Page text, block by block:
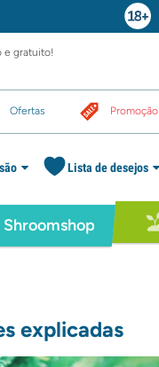
e gratuito!
Ofertas Promoção
Lista de desejos
Shroomshop
explicadas